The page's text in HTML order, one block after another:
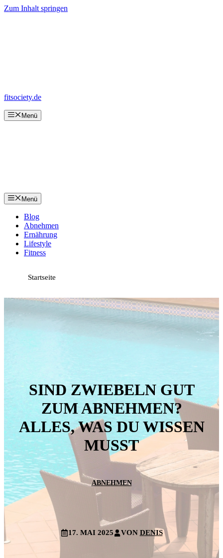
Zum Inhalt springen
fitsociety.de
Menü
Menü
Blog
Abnehmen
Ernährung
Lifestyle
Fitness
Startseite
SIND ZWIEBELN GUT
ZUM ABNEHMEN?
ALLES, WAS DU WISSEN
MUSST
ABNEHMEN
17. MAI 2025 VON DENIS